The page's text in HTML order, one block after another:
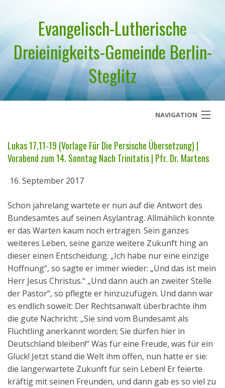
Evangelisch-Lutherische
Dreieinigkeits-Gemeinde Berlin-
Steglitz
NAVIGATION
Über uns
Geistliches Wort
Termine
Aktuelles
Kontakt
English
Lukas 17,11-19 (Vorlage Für Die Persische Übersetzung) |
Vorabend zum 14. Sonntag Nach Trinitatis | Pfr. Dr. Martens
16. September 2017
Schon jahrelang wartete er nun auf die Antwort des
Bundesamtes auf seinen Asylantrag. Allmählich konnte
er das Warten kaum noch ertragen. Sein ganzes
weiteres Leben, seine ganze weitere Zukunft hing an
dieser einen Entscheidung. „Ich habe nur eine einzige
Hoffnung“, so sagte er immer wieder: „Und das ist mein
Herr Jesus Christus.“ „Und dann auch an zweiter Stelle
der Pastor“, so pflegte er hinzuzufügen. Und dann war
es endlich soweit: Der Rechtsanwalt überbrachte ihm
die gute Nachricht: „Sie sind vom Bundesamt als
Flüchtling anerkannt worden; Sie dürfen hier in
Deutschland bleiben!“ Was für eine Freude, was für ein
Glück! Jetzt stand die Welt ihm offen, nun hatte er sie:
die langerwartete Zukunft für sein Leben! Er feierte
kräftig mit seinen Freunden, und dann gab es so viel zu